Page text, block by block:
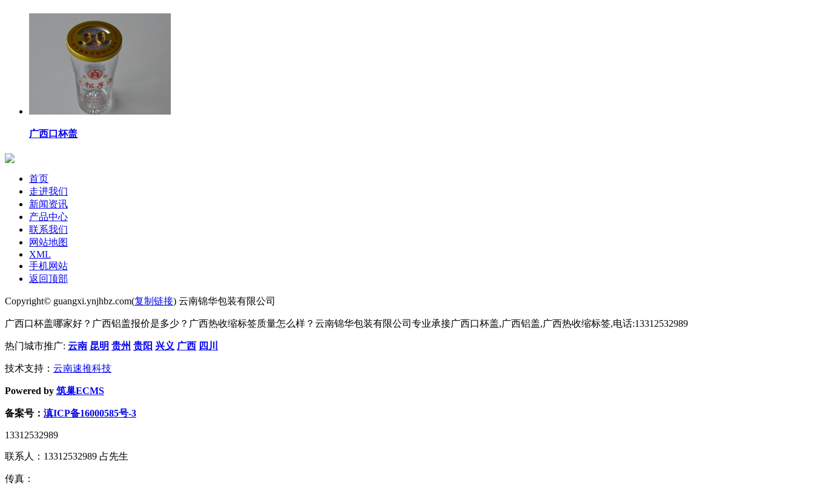
广西口杯盖
首页
走进我们
新闻资讯
产品中心
联系我们
网站地图
XML
手机网站
返回顶部
Copyright© guangxi.ynjhbz.com(复制链接) 云南锦华包装有限公司
广西口杯盖哪家好？广西铝盖报价是多少？广西热收缩标签质量怎么样？云南锦华包装有限公司专业承接广西口杯盖,广西铝盖,广西热收缩标签,电话:13312532989
热门城市推广: 云南 昆明 贵州 贵阳 兴义 广西 四川
技术支持： 云南速推科技
Powered by 筑巢ECMS
备案号： 滇ICP备16000585号-3
13312532989
联系人：13312532989 占先生
传真：